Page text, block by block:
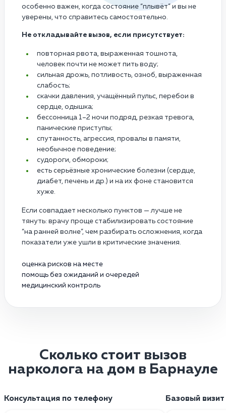
особенно важен, когда состояние “плывёт” и вы не
уверены, что справитесь самостоятельно.
Не откладывайте вызов, если присутствует:
повторная рвота, выраженная тошнота,
человек почти не может пить воду;
сильная дрожь, потливость, озноб, выраженная
слабость;
скачки давления, учащённый пульс, перебои в
сердце, одышка;
бессонница 1–2 ночи подряд, резкая тревога,
панические приступы;
спутанность, агрессия, провалы в памяти,
необычное поведение;
судороги, обмороки;
есть серьёзные хронические болезни (сердце,
диабет, печень и др.) и на их фоне становится
хуже.
Если совпадает несколько пунктов — лучше не
тянуть: врачу проще стабилизировать состояние
“на ранней волне”, чем разбирать осложнения, когда
показатели уже ушли в критические значения.
оценка рисков на месте
помощь без ожиданий и очередей
медицинский контроль
Сколько стоит вызов
нарколога на дом в Барнауле
Консультация по телефону Базовый